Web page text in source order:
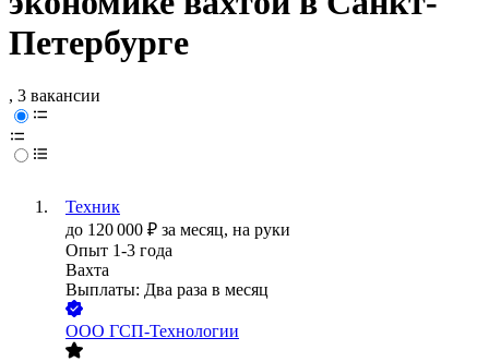
Петербурге
, 3 вакансии
Техник
до 120 000 ₽ за месяц, на руки
Опыт 1-3 года
Вахта
Выплаты: Два раза в месяц
ООО ГСП-Технологии